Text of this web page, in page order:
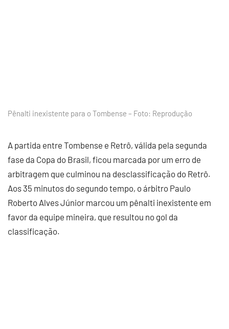
Pênalti inexistente para o Tombense – Foto: Reprodução
A partida entre Tombense e Retrô, válida pela segunda
fase da Copa do Brasil, ficou marcada por um erro de
arbitragem que culminou na desclassificação do Retrô.
Aos 35 minutos do segundo tempo, o árbitro Paulo
Roberto Alves Júnior marcou um pênalti inexistente em
favor da equipe mineira, que resultou no gol da
classificação.